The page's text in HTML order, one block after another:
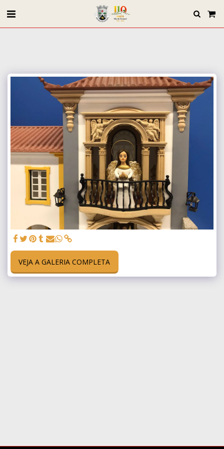
VEJA A GALERIA COMPLETA